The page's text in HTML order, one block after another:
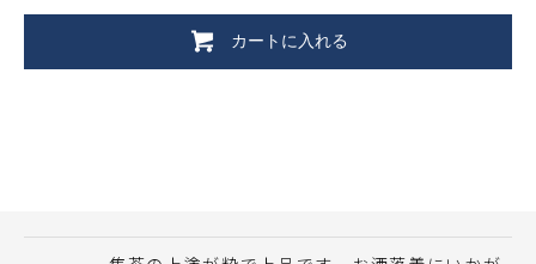
カートに入れる